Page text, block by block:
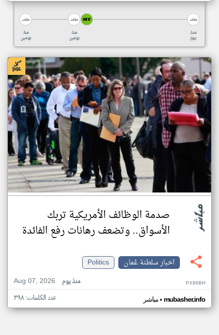
منذ
يومين
منذ
يومين
منذ
يوم
صدمة الوظائف الأمريكية تربك
الأسواق.. وتضعف رهانات رفع الفائدة
اخبار سلطنة عُمان
Politics
Aug 07, 2026
منذ يوم PX86BH
مباشر• mubasher.info عدد الكلمات: ٣٩٨